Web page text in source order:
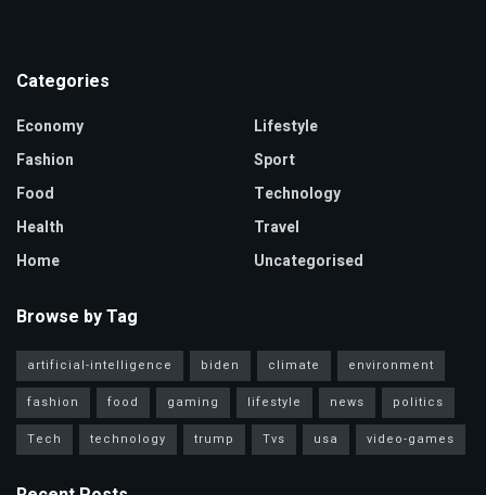
Categories
Economy
Fashion
Food
Health
Home
Lifestyle
Sport
Technology
Travel
Uncategorised
Browse by Tag
artificial-intelligence biden climate
environment
fashion
food gaming lifestyle news
politics
Tech
technology trump Tvs usa video-games